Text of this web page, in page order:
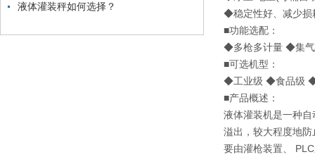
液体灌装秤如何选择？
◆稳定性好、减少损
■功能选配：
◆多枪多计量 ◆集
■可选机型：
◆工业级 ◆食品级
■产品概述：
液体灌装机是一种
溢出，较大程度地
要由灌枪装置、